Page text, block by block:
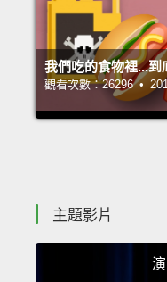
我們吃的食物裡...到
觀看次數：26296 •
主題影片